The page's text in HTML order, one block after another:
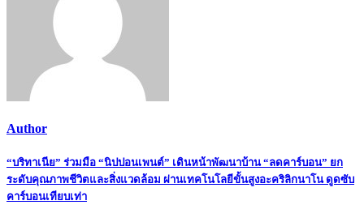
Author
Post
navigation
“บริทาเนีย” ร่วมมือ “นิปปอนเพนต์” เดินหน้าพัฒนาบ้าน “ลดคาร์บอน” ยก
ระดับคุณภาพชีวิตและสิ่งแวดล้อม ผ่านเทคโนโลยีขั้นสูงอะคริลิกนาโน ดูดซับ
คาร์บอนเทียบเท่า